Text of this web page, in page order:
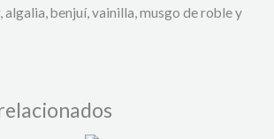
algalia, benjuí, vainilla, musgo de roble y